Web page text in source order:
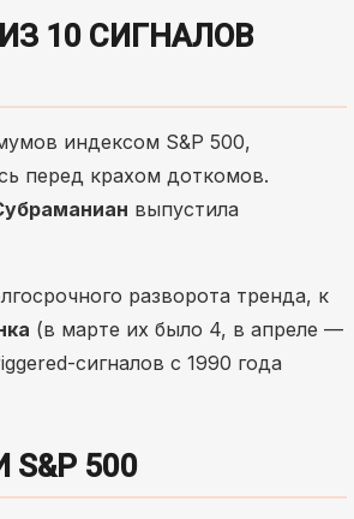
ИЗ 10 СИГНАЛОВ
индексом S&P 500,
перед крахом доткомов.
выпустила
разворота тренда, к
(в марте их было 4, в апреле —
сигналов с 1990 года
500